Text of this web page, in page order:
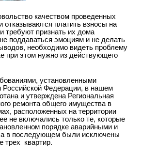
качеством проведенных
отказываются платить взносы на
требуют признать их дома
поддаваться эмоциям и не делать
необходимо видеть проблему
при этом нужно из действующего
установленными
Федерации, в нашем
и утверждена Региональная
ремонта общего имущества в
расположенных на территории
не включались только те, которые
порядке аварийными и
в последующем были исключены
трех квартир.